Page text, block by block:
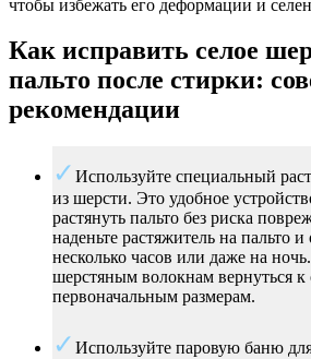
чтобы избежать его деформации и
Как исправить селое
пальто после стирки:
рекомендации
Используйте специальный
из шерсти. Это удобное
растянуть пальто без риска
наденьте растяжитель на пальто и
несколько часов или даже на
шерстяным волокнам вернуться к
первоначальным размерам.
Используйте паровую баню